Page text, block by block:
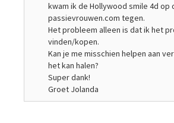
kwam ik de Hollywood smile 4d op
passievrouwen.com tegen.
Het probleem alleen is dat ik het
vinden/kopen.
Kan je me misschien helpen aan
het kan halen?
Super dank!
Groet Jolanda